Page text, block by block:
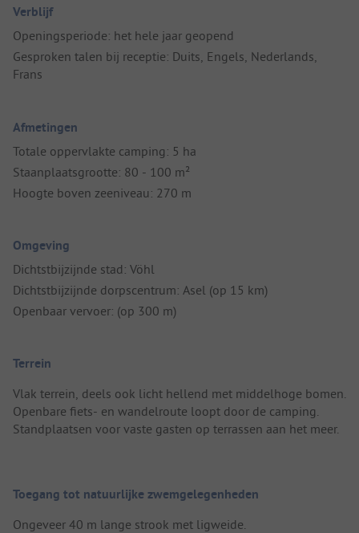
Verblijf
Openingsperiode: het hele jaar geopend
Gesproken talen bij receptie: Duits, Engels, Nederlands,
Frans
Afmetingen
Totale oppervlakte camping: 5 ha
Staanplaatsgrootte: 80 - 100 m²
Hoogte boven zeeniveau: 270 m
Omgeving
Dichtstbijzijnde stad: Vöhl
Dichtstbijzijnde dorpscentrum: Asel (op 15 km)
Openbaar vervoer: (op 300 m)
Terrein
Vlak terrein, deels ook licht hellend met middelhoge bomen.
Openbare fiets- en wandelroute loopt door de camping.
Standplaatsen voor vaste gasten op terrassen aan het meer.
Toegang tot natuurlijke zwemgelegenheden
Ongeveer 40 m lange strook met ligweide.